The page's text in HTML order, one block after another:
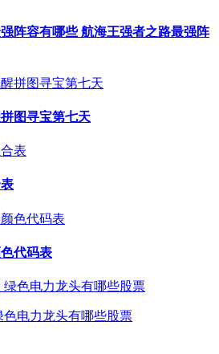
阵容有哪些 航海王强者之路最强阵
图寻宝第七天
代码表
电力龙头有哪些股票